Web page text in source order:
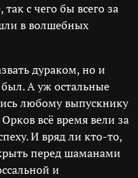
с чего бы всего за
в волшебных
дураком, но и
А уж остальные
любому выпускнику
всё время вели за
И вряд ли кто-то,
перед шаманами
и